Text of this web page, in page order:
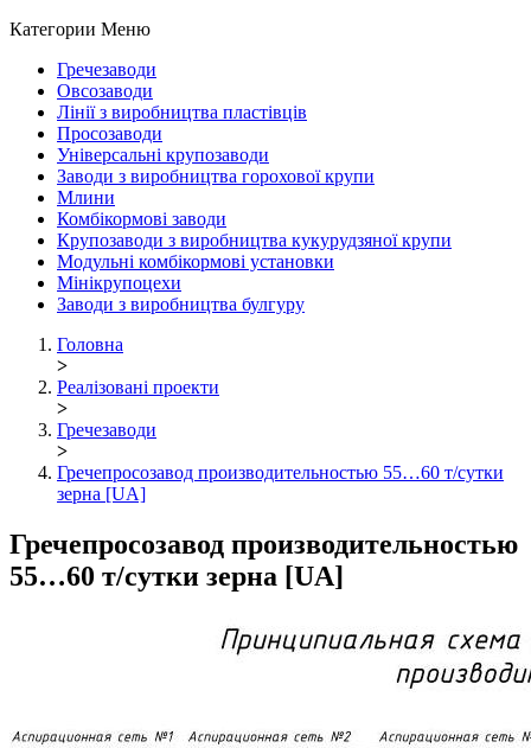
Категории Меню
Гречезаводи
Овсозаводи
Лінії з виробництва пластівців
Просозаводи
Універсальні крупозаводи
Заводи з виробництва горохової крупи
Млини
Комбікормові заводи
Крупозаводи з виробництва кукурудзяної крупи
Модульні комбікормові установки
Мінікрупоцехи
Заводи з виробництва булгуру
Головна
>
Реалізовані проекти
>
Гречезаводи
>
Гречепросозавод производительностью 55…60 т/сутки
зерна [UA]
Гречепросозавод производительностью
55…60 т/сутки зерна [UA]